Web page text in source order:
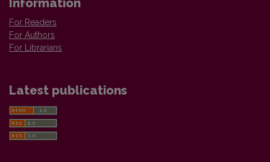
Information
For Readers
For Authors
For Librarians
Latest publications